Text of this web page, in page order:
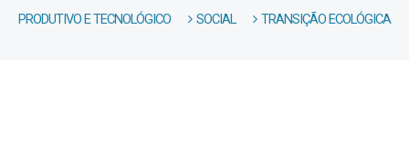
PRODUTIVO E TECNOLÓGICO SOCIAL TRANSIÇÃO ECOLÓGICA